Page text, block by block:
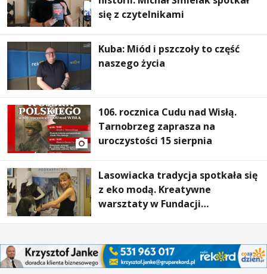
się z czytelnikami
Kuba: Miód i pszczoły to część
naszego życia
106. rocznica Cudu nad Wisłą.
Tarnobrzeg zaprasza na
uroczystości 15 sierpnia
Lasowiacka tradycja spotkała się
z eko modą. Kreatywne
warsztaty w Fundacji